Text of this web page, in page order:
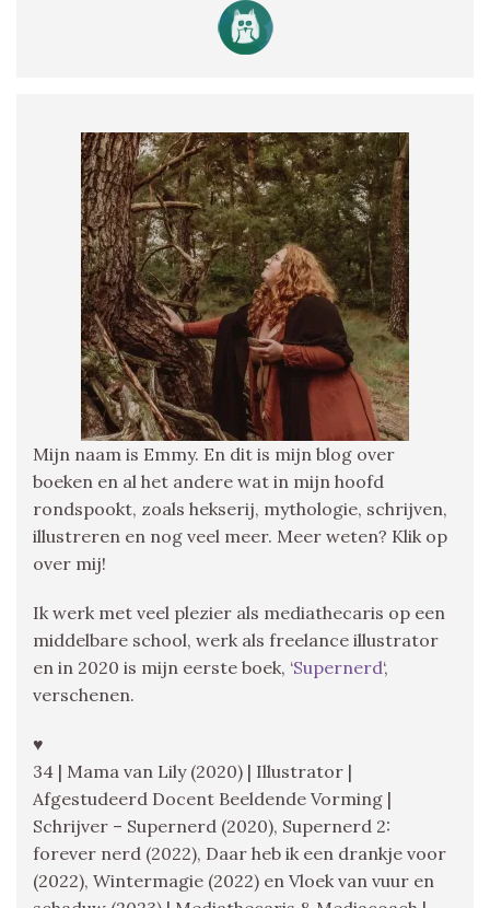
Mijn naam is Emmy. En dit is mijn blog over
boeken en al het andere wat in mijn hoofd
rondspookt, zoals hekserij, mythologie, schrijven,
illustreren en nog veel meer. Meer weten? Klik op
over mij!
Ik werk met veel plezier als mediathecaris op een
middelbare school, werk als freelance illustrator
en in 2020 is mijn eerste boek, ‘Supernerd‘,
verschenen.
♥
34 | Mama van Lily (2020) | Illustrator |
Afgestudeerd Docent Beeldende Vorming |
Schrijver – Supernerd (2020), Supernerd 2:
forever nerd (2022), Daar heb ik een drankje voor
(2022), Wintermagie (2022) en Vloek van vuur en